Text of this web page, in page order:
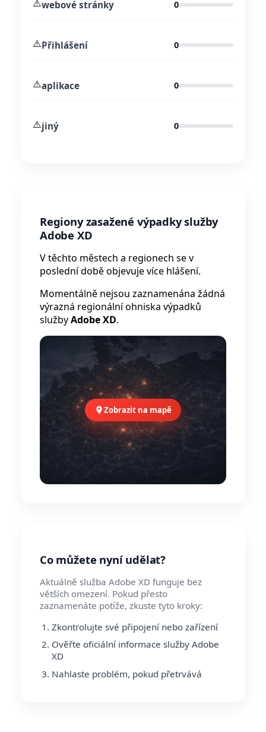
⚠️webové stránky 0
⚠️Přihlášení 0
⚠️aplikace 0
⚠️jiný 0
Regiony zasažené výpadky služby
Adobe XD
V těchto městech a regionech se v
poslední době objevuje více hlášení.
Momentálně nejsou zaznamenána žádná
výrazná regionální ohniska výpadků
službyAdobe XD.
Zobrazit na mapě
Co můžete nyní udělat?
Aktuálně služba Adobe XD funguje bez
větších omezení. Pokud přesto
zaznamenáte potíže, zkuste tyto kroky:
Zkontrolujte své připojení nebo zařízení
Ověřte oficiální informace služby Adobe
XD
Nahlaste problém, pokud přetrvává